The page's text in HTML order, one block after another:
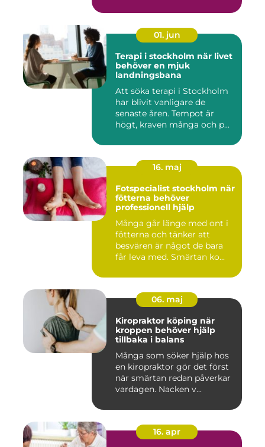
01. jun
Terapi i stockholm när livet
behöver en mjuk
landningsbana
Att söka terapi i Stockholm
har blivit vanligare de
senaste åren. Tempot är
högt, kraven många och p...
16. maj
Fotspecialist stockholm när
fötterna behöver
professionell hjälp
Många går länge med ont i
fötterna och tänker att
besvären är något de bara
får leva med. Smärtan ko...
06. maj
Kiropraktor köping när
kroppen behöver hjälp
tillbaka i balans
Många som söker hjälp hos
en kiropraktor gör det först
när smärtan redan påverkar
vardagen. Nacken v...
16. apr